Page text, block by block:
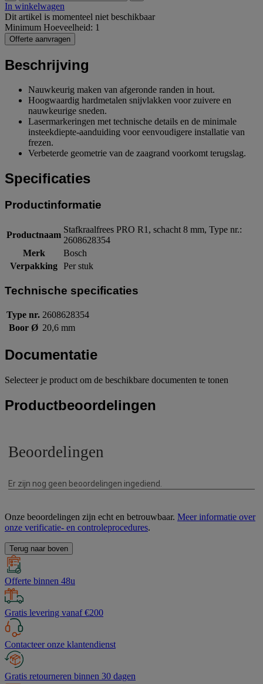
In winkelwagen
Dit artikel is momenteel niet beschikbaar
Minimum Hoeveelheid: 1
Offerte aanvragen
Beschrijving
Nauwkeurig maken van afgeronde randen in hout.
Hoogwaardig hardmetalen snijvlakken voor zuivere en
nauwkeurige sneden.
Lasermarkeringen met technische details en de minimale
insteekdiepte-aanduiding voor eenvoudigere installatie van
frezen.
Verbeterde geometrie van de zaagrand voorkomt terugslag.
Specificaties
Productinformatie
Productnaam
Stafkraalfrees PRO R1, schacht 8 mm, Type nr.:
2608628354
Merk
Bosch
Verpakking Per stuk
Technische specificaties
Type nr. 2608628354
Boor Ø 20,6 mm
Documentatie
Selecteer je product om de beschikbare documenten te tonen
Productbeoordelingen
Onze beoordelingen zijn echt en betrouwbaar. Meer informatie over
onze verificatie- en controleprocedures.
Terug naar boven
Offerte binnen 48u
Gratis levering vanaf €200
Contacteer onze klantendienst
Gratis retourneren binnen 30 dagen